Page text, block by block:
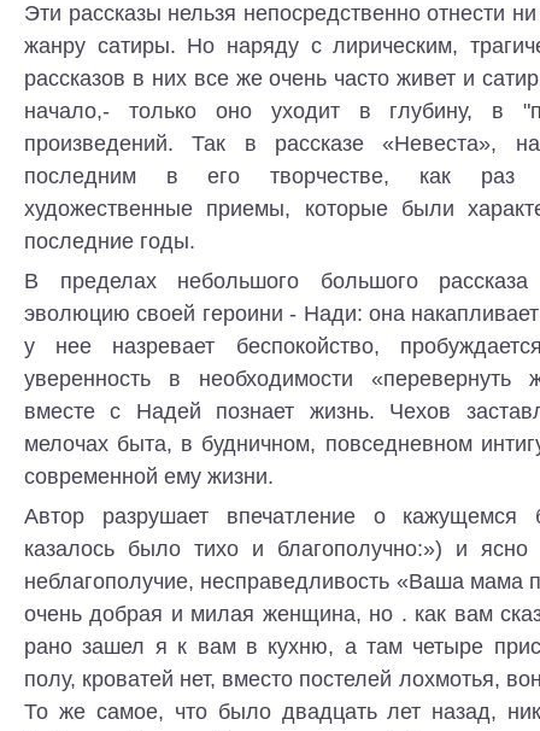
Эти рассказы нельзя непосредственно отнести
жанру сатиры. Но наряду с лирическим,
рассказов в них все же очень часто живет и
начало,- только оно уходит в глубину, в
произведений. Так в рассказе «Невеста»,
последним в его творчестве, как раз
художественные приемы, которые были
последние годы.
В пределах небольшого большого рассказа
эволюцию своей героини - Нади: она
у нее назревает беспокойство,
уверенность в необходимости «перевернуть
вместе с Надей познает жизнь. Чехов
мелочах быта, в будничном, повседневном
современной ему жизни.
Автор разрушает впечатление о кажущемся
казалось было тихо и благополучно:») и ясно
неблагополучие, несправедливость «Ваша мама
очень добрая и милая женщина, но . как вам
рано зашел я к вам в кухню, а там четыре
полу, кроватей нет, вместо постелей лохмотья,
То же самое, что было двадцать лет назад,